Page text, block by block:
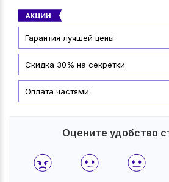
Гарантия лучшей цены
Скидка 30% на секретки
Оплата частями
Оцените удобство